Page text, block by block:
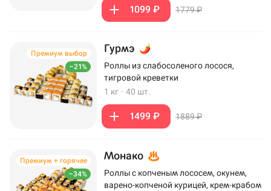
1099 ₽ 1779 ₽
–21%
Премиум выбор Гурмэ
Роллы из слабосоленого лосося,
тигровой креветки
1 кг · 40 шт.
1499 ₽ 1889 ₽
–34%
Премиум + горячее Монако
Роллы с копченым лососем, окунем,
варено-копченой курицей, крем-крабом